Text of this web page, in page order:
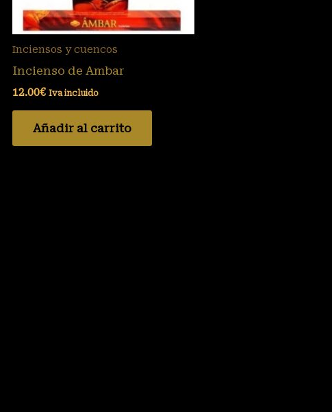
Inciensos y cuencos
Incienso de Ambar
12.00€ Iva incluido
Añadir al carrito